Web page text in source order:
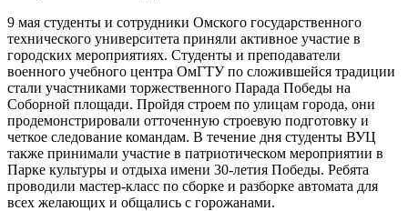
9 мая студенты и сотрудники Омского государственного
технического университета приняли активное участие в
городских мероприятиях. Студенты и преподаватели
военного учебного центра ОмГТУ по сложившейся традиции
стали участниками торжественного Парада Победы на
Соборной площади. Пройдя строем по улицам города, они
продемонстрировали отточенную строевую подготовку и
четкое следование командам. В течение дня студенты ВУЦ
также принимали участие в патриотическом мероприятии в
Парке культуры и отдыха имени 30-летия Победы. Ребята
проводили мастер-класс по сборке и разборке автомата для
всех желающих и общались с горожанами.